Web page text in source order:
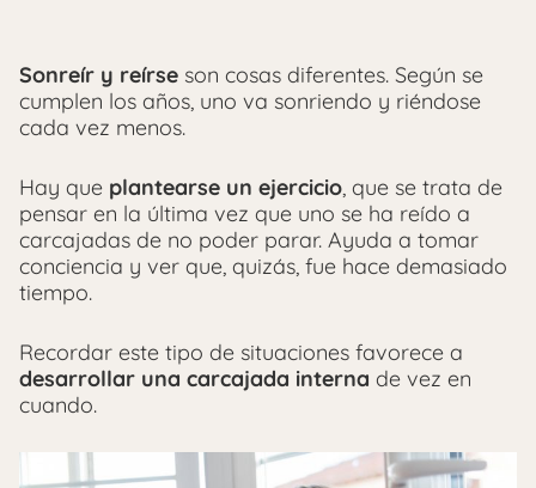
Sonreír y reírse son cosas diferentes. Según se
cumplen los años, uno va sonriendo y riéndose
cada vez menos.
Hay que plantearse un ejercicio , que se trata de
pensar en la última vez que uno se ha reído a
carcajadas de no poder parar. Ayuda a tomar
conciencia y ver que, quizás, fue hace demasiado
tiempo.
Recordar este tipo de situaciones favorece a
desarrollar una carcajada interna de vez en
cuando.